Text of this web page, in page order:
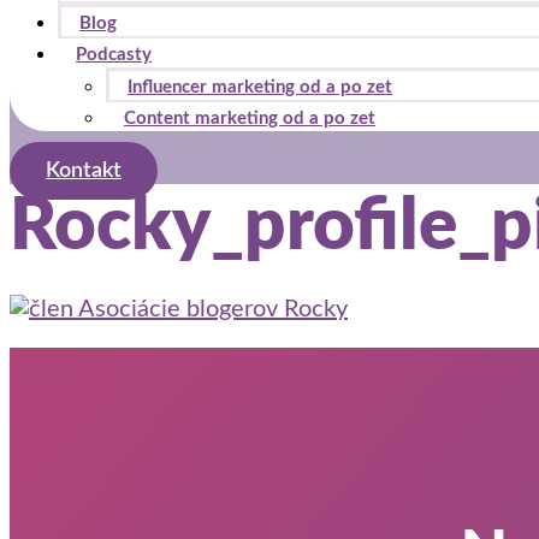
Blog
Podcasty
Influencer marketing od a po zet
Content marketing od a po zet
Kontakt